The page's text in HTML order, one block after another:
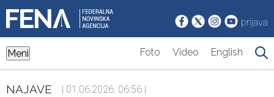
prijava
Meni Foto Video English
NAJAVE | 01.06.2026. 06:56 |